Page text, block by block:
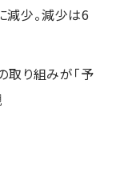
少。減少は6
取り組みが「予